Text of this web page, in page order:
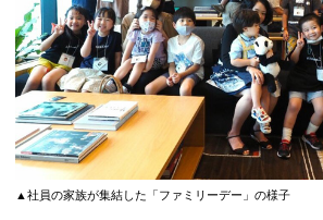
▲社員の家族が集結した「ファミリーデー」の様子